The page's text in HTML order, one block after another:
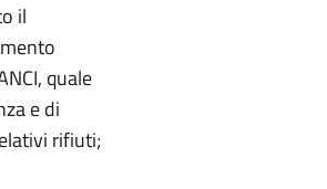
il
quale
e di
rifiuti;